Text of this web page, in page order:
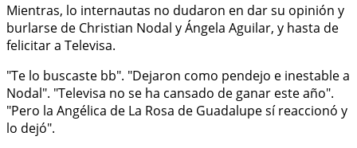
Mientras, lo internautas no dudaron en dar su opinión y
burlarse de Christian Nodal y Ángela Aguilar, y hasta de
felicitar a Televisa.
"Te lo buscaste bb". "Dejaron como pendejo e inestable a
Nodal". "Televisa no se ha cansado de ganar este año".
"Pero la Angélica de La Rosa de Guadalupe sí reaccionó y
lo dejó".